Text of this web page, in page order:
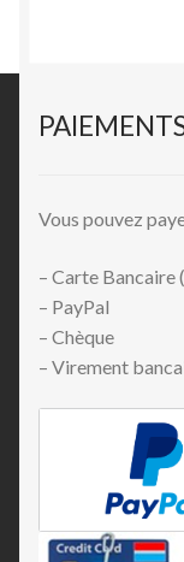
Vous pouvez
– Carte Bancaire
– PayPal
– Chèque
– Virement